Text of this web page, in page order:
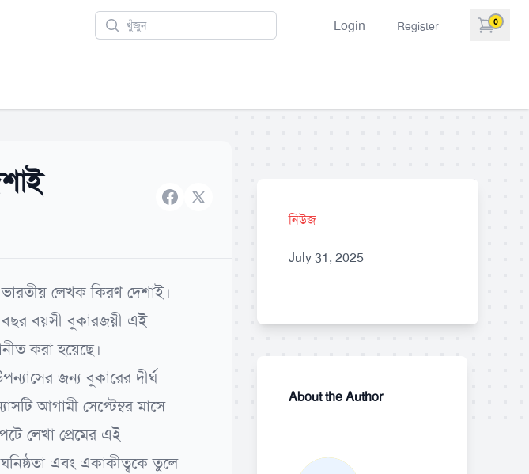
Search Login Register 0
items in
FacebookX brand
লেখক কিরণ দেশাই।
বয়সী বুকারজয়ী এই
করা হয়েছে।
জন্য বুকারের দীর্ঘ
আগামী সেপ্টেম্বর মাসে
লেখা প্রেমের এই
ঘনিষ্ঠতা এবং একাকীত্বকে তুলে
নিউজ
July 31, 2025
About the Author